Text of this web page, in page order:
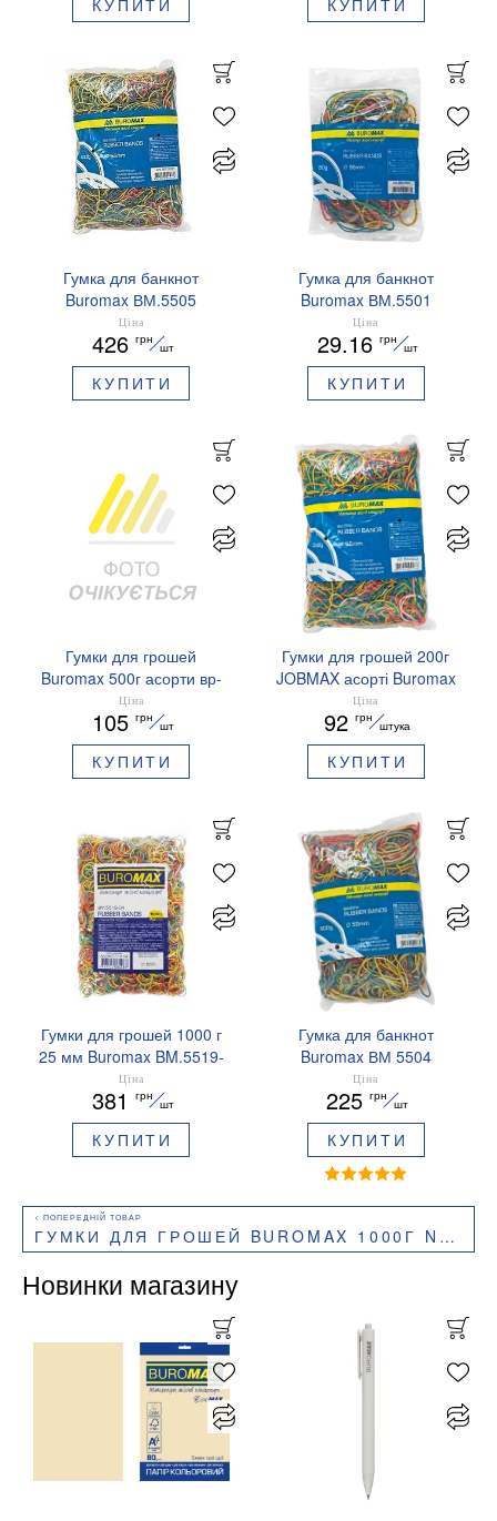
КУПИТИ КУПИТИ
Гумка для банкнот
Buromax ВМ.5505
Ціна
426 грн
шт
КУПИТИ
Гумка для банкнот
Buromax ВМ.5501
Ціна
29.16 грн
шт
КУПИТИ
Гумки для грошей
Buromax 500г асорти вр-
BM.5504
Ціна
105 грн
шт
КУПИТИ
Гумки для грошей 200г
JOBMAX асорті Buromax
BM.5503
Ціна
92 грн
штука
КУПИТИ
Гумки для грошей 1000 г
25 мм Buromax BM.5519-
04
Ціна
381 грн
шт
КУПИТИ
Гумка для банкнот
Buromax ВМ 5504
Ціна
225 грн
шт
КУПИТИ
ГУМКИ ДЛЯ ГРОШЕЙ BUROMAX 1000Г NATURAL ВР-BM.5509
Новинки магазину